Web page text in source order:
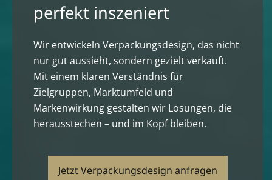
perfekt inszeniert
Wir entwickeln Verpackungsdesign, das nicht
nur gut aussieht, sondern gezielt verkauft.
Mit einem klaren Verständnis für
Zielgruppen, Marktumfeld und
Markenwirkung gestalten wir Lösungen, die
herausstechen – und im Kopf bleiben.
Jetzt Verpackungsdesign anfragen